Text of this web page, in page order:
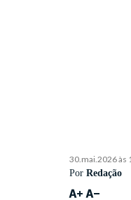
30.mai.2026 às
PorRedação